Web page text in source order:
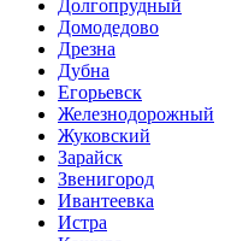
Долгопрудный
Домодедово
Дрезна
Дубна
Егорьевск
Железнодорожный
Жуковский
Зарайск
Звенигород
Ивантеевка
Истра